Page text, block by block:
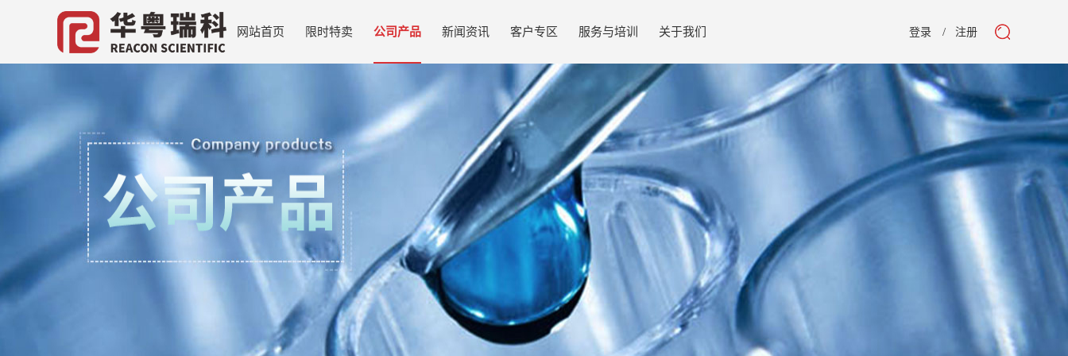
登录 注册
网站首页 限时特卖 公司产品 新闻资讯 客户专区 服务与培训 关于我们